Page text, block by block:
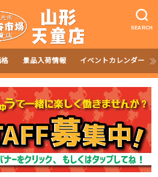
SEARCH
格 景品入荷情報 イベントカレンダー